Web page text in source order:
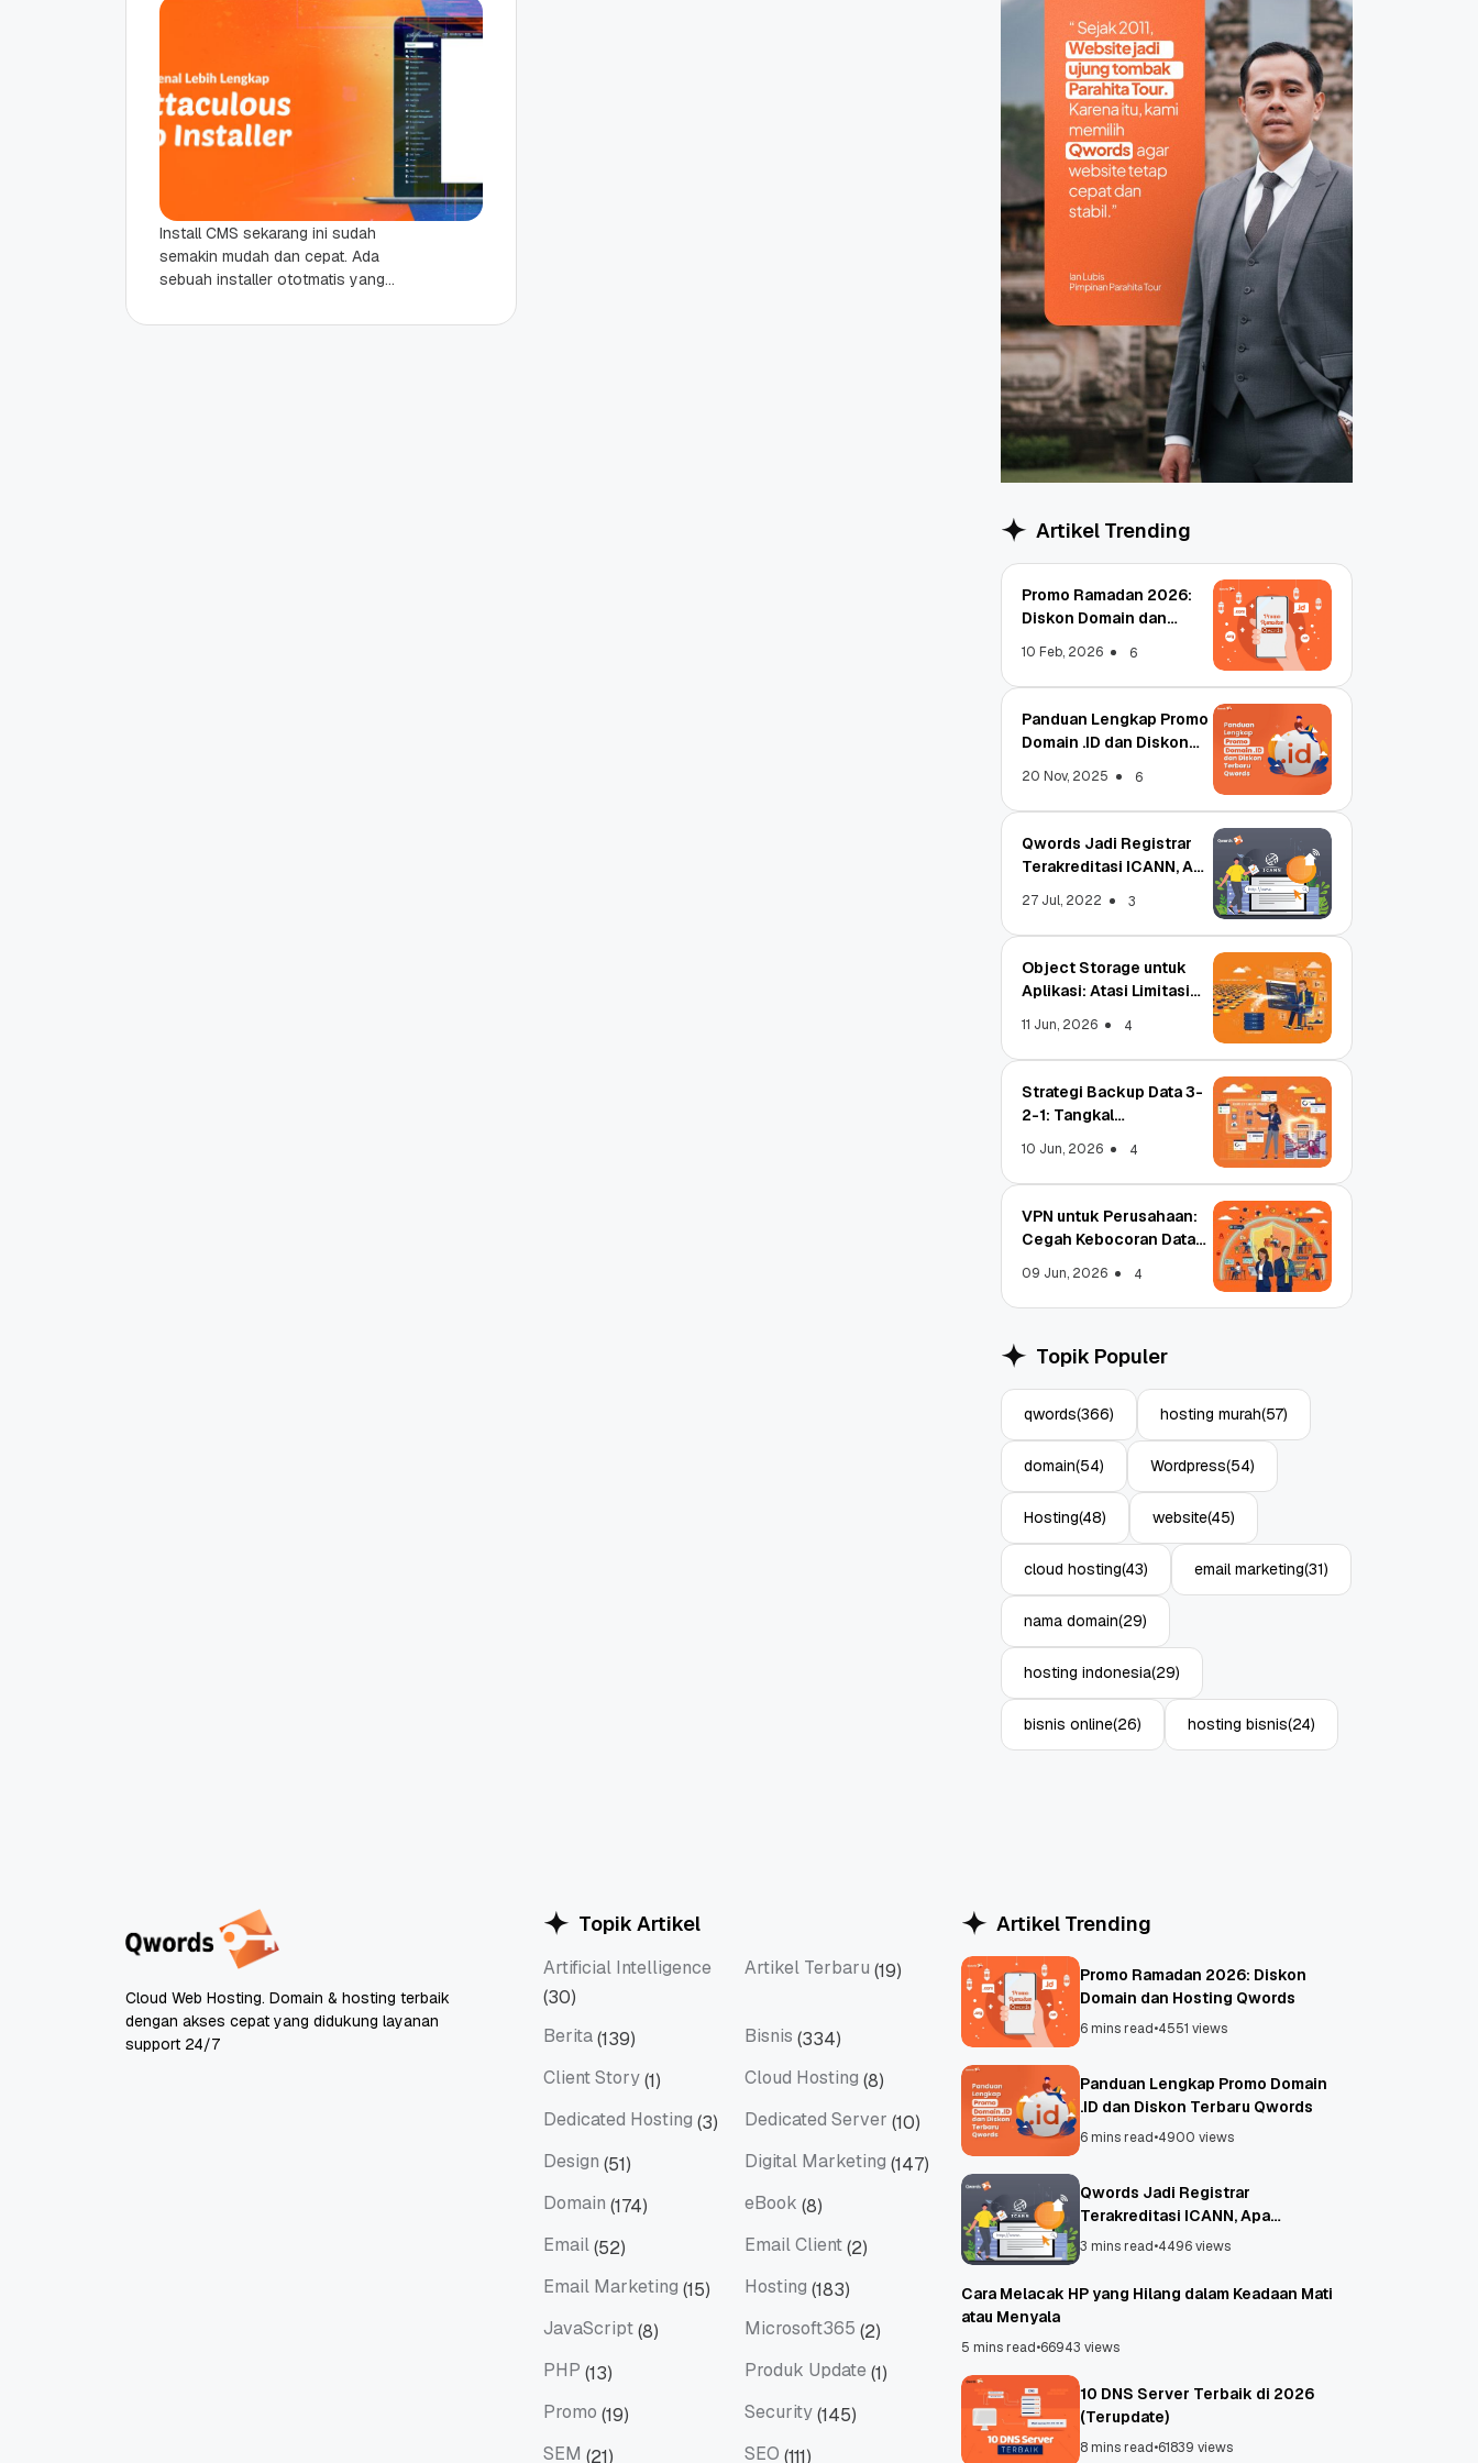
Terakreditasi ICANN, Apa
3 11 Jun, 2026
Install CMS sekarang ini sudah
semakin mudah dan cepat. Ada
sebuah installer ototmatis yang
DirectAdmin dengan nama
Artikel Trending
Promo Ramadan 2026:
Diskon Domain dan
10 Feb, 2026 6
Panduan Lengkap Promo
Domain .ID dan Diskon
20 Nov, 2025 6
Qwords Jadi Registrar
Terakreditasi ICANN, Apa
27 Jul, 2022 3
Object Storage untuk
Aplikasi: Atasi Limitasi
11 Jun, 2026 4
Strategi Backup Data 3-
2-1: Tangkal
10 Jun, 2026 4
VPN untuk Perusahaan:
Cegah Kebocoran Data
09 Jun, 2026 4
Topik Populer
qwords(366) hosting murah(57)
domain(54) Wordpress(54)
Hosting(48) website(45)
cloud hosting(43) email marketing(31)
nama domain(29)
hosting indonesia(29)
bisnis online(26) hosting bisnis(24)
Cloud Web Hosting. Domain & hosting terbaik
dengan akses cepat yang didukung layanan
support 24/7
Topik Artikel
Artificial Intelligence
Artificial Intelligence
(30)
Artikel Terbaru (19)
Berita(139) Bisnis (334)
Client Story(1) Cloud Hosting (8)
Dedicated Hosting (3) Dedicated Server (10)
Design (51) Digital Marketing (147)
Domain (174) eBook (8)
Email(52) Email Client(2)
Email Marketing (15) Hosting (183)
JavaScript(8) Microsoft365 (2)
PHP (13) Produk Update (1)
Promo (19) Security(145)
SEM (21) SEO (111)
Artikel Trending
Promo Ramadan 2026: Diskon
Domain dan Hosting Qwords
6 mins read•4551 views
Panduan Lengkap Promo Domain
.ID dan Diskon Terbaru Qwords
6 mins read•4900 views
Qwords Jadi Registrar
Terakreditasi ICANN, Apa
Untungnya?
3 mins read•4496 views
Cara Melacak HP yang Hilang dalam Keadaan Mati
atau Menyala
5 mins read•66943 views
10 DNS Server Terbaik di 2026
(Terupdate)
8 mins read•61839 views